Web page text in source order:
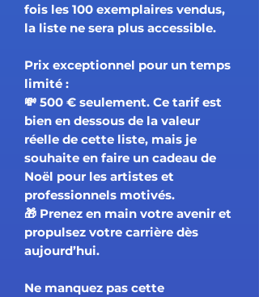
fois les 100 exemplaires vendus,
la liste ne sera plus accessible.
Prix exceptionnel pour un temps
limité :
💸 500 € seulement. Ce tarif est
bien en dessous de la valeur
réelle de cette liste, mais je
souhaite en faire un cadeau de
Noël pour les artistes et
professionnels motivés.
🎁 Prenez en main votre avenir et
propulsez votre carrière dès
aujourd’hui.
Ne manquez pas cette